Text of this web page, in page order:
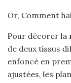
Or, Comment
Pour décorer la
de deux tissus
enfoncé en
ajustées, les